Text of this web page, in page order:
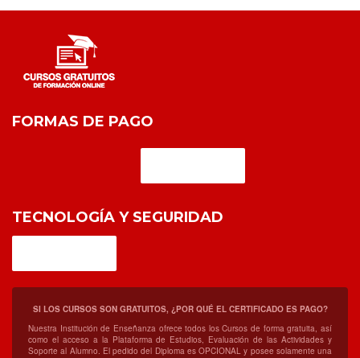
FORMAS DE PAGO
TECNOLOGÍA Y SEGURIDAD
SI LOS CURSOS SON GRATUITOS, ¿POR QUÉ EL CERTIFICADO ES PAGO?
Nuestra Institución de Enseñanza ofrece todos los Cursos de forma gratuita, así
como el acceso a la Plataforma de Estudios, Evaluación de las Actividades y
Soporte al Alumno. El pedido del Diploma es OPCIONAL y posee solamente una